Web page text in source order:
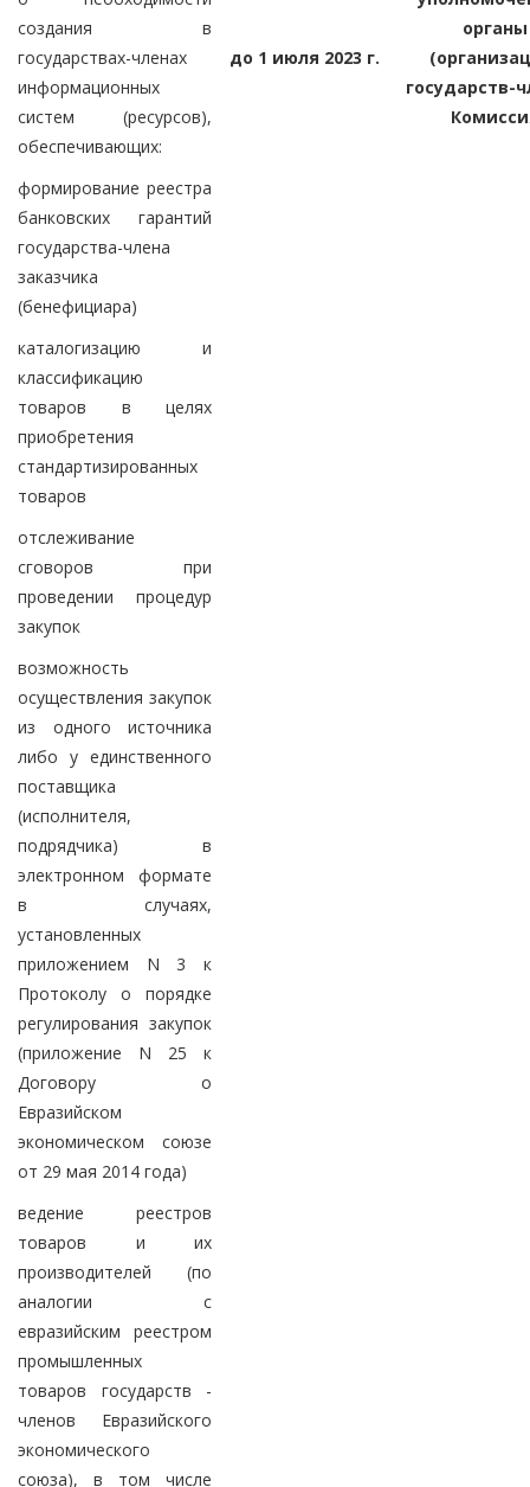
создания в
государствах-членах
информационных
систем (ресурсов),
обеспечивающих:
до 1 июля 2023 г.
органы
государств-
формирование реестра
банковских гарантий
государства-члена
заказчика
(бенефициара)
каталогизацию и
классификацию
товаров в целях
приобретения
стандартизированных
товаров
отслеживание
сговоров при
проведении процедур
закупок
возможность
осуществления закупок
из одного источника
либо у единственного
поставщика
(исполнителя,
подрядчика) в
электронном формате
в случаях,
установленных
приложением N 3 к
Протоколу о порядке
регулирования закупок
(приложение N 25 к
Договору о
Евразийском
экономическом союзе
от 29 мая 2014 года)
ведение реестров
товаров и их
производителей (по
аналогии с
евразийским реестром
промышленных
товаров государств -
членов Евразийского
экономического
союза), в том числе